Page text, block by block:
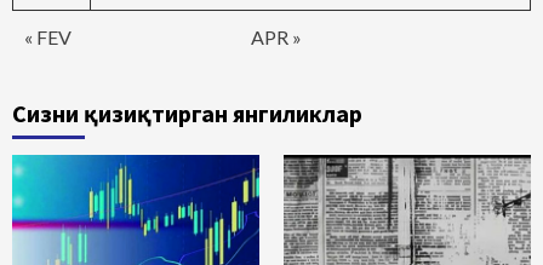
« FEV APR »
Сизни қизиқтирган янгиликлар